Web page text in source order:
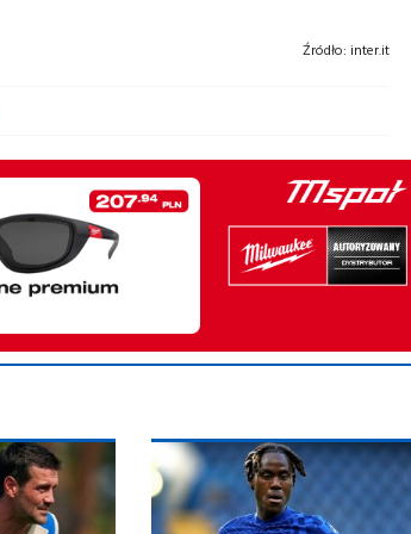
Źródło: inter.it